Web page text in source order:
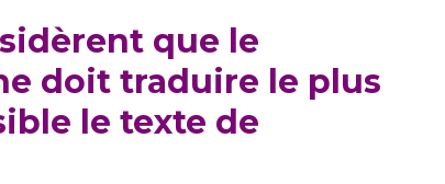
que le
doit traduire le plus
le texte de